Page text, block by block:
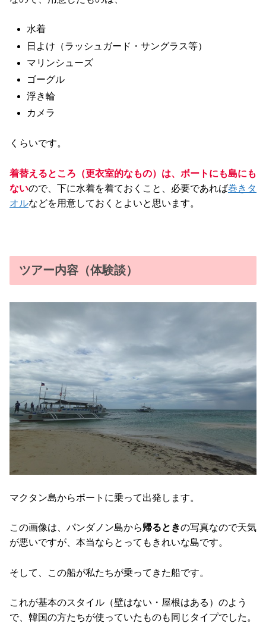
水着
日よけ（ラッシュガード・サングラス等）
マリンシューズ
ゴーグル
浮き輪
カメラ
くらいです。
着替えるところ（更衣室的なもの）は、ボートにも島にも
ないので、下に水着を着ておくこと、必要であれば巻きタ
オルなどを用意しておくとよいと思います。
ツアー内容（体験談）
マクタン島からボートに乗って出発します。
この画像は、パンダノン島から帰るときの写真なので天気
が悪いですが、本当ならとってもきれいな島です。
そして、この船が私たちが乗ってきた船です。
これが基本のスタイル（壁はない・屋根はある）のよう
で、韓国の方たちが使っていたものも同じタイプでした。